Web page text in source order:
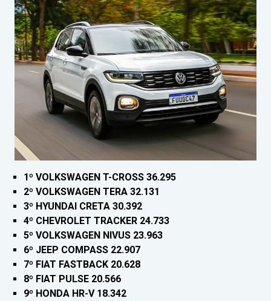
1º VOLKSWAGEN T-CROSS 36.295
2º VOLKSWAGEN TERA 32.131
3º HYUNDAI CRETA 30.392
4º CHEVROLET TRACKER 24.733
5º VOLKSWAGEN NIVUS 23.963
6º JEEP COMPASS 22.907
7º FIAT FASTBACK 20.628
8º FIAT PULSE 20.566
9º HONDA HR-V 18.342